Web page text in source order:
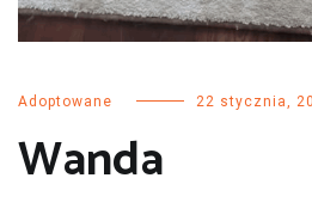
Adoptowane 22 stycznia,
Wanda